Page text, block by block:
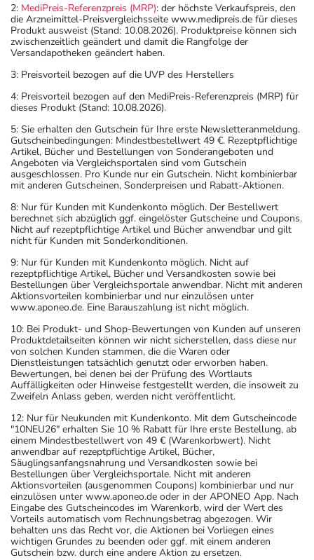
2: MediPreis-Referenzpreis (MRP): der höchste Verkaufspreis, den
die Arzneimittel-Preisvergleichsseite www.medipreis.de für dieses
Produkt ausweist (Stand: 10.08.2026). Produktpreise können sich
zwischenzeitlich geändert und damit die Rangfolge der
Versandapotheken geändert haben.
3: Preisvorteil bezogen auf die UVP des Herstellers
4: Preisvorteil bezogen auf den MediPreis-Referenzpreis (MRP) für
dieses Produkt (Stand: 10.08.2026).
5: Sie erhalten den Gutschein für Ihre erste Newsletteranmeldung.
Gutscheinbedingungen: Mindestbestellwert 49 €. Rezeptpflichtige
Artikel, Bücher und Bestellungen von Sonderangeboten und
Angeboten via Vergleichsportalen sind vom Gutschein
ausgeschlossen. Pro Kunde nur ein Gutschein. Nicht kombinierbar
mit anderen Gutscheinen, Sonderpreisen und Rabatt-Aktionen.
8: Nur für Kunden mit Kundenkonto möglich. Der Bestellwert
berechnet sich abzüglich ggf. eingelöster Gutscheine und Coupons.
Nicht auf rezeptpflichtige Artikel und Bücher anwendbar und gilt
nicht für Kunden mit Sonderkonditionen.
9: Nur für Kunden mit Kundenkonto möglich. Nicht auf
rezeptpflichtige Artikel, Bücher und Versandkosten sowie bei
Bestellungen über Vergleichsportale anwendbar. Nicht mit anderen
Aktionsvorteilen kombinierbar und nur einzulösen unter
www.aponeo.de. Eine Barauszahlung ist nicht möglich.
10: Bei Produkt- und Shop-Bewertungen von Kunden auf unseren
Produktdetailseiten können wir nicht sicherstellen, dass diese nur
von solchen Kunden stammen, die die Waren oder
Dienstleistungen tatsächlich genutzt oder erworben haben.
Bewertungen, bei denen bei der Prüfung des Wortlauts
Auffälligkeiten oder Hinweise festgestellt werden, die insoweit zu
Zweifeln Anlass geben, werden nicht veröffentlicht.
12: Nur für Neukunden mit Kundenkonto. Mit dem Gutscheincode
"10NEU26" erhalten Sie 10 % Rabatt für Ihre erste Bestellung, ab
einem Mindestbestellwert von 49 € (Warenkorbwert). Nicht
anwendbar auf rezeptpflichtige Artikel, Bücher,
Säuglingsanfangsnahrung und Versandkosten sowie bei
Bestellungen über Vergleichsportale. Nicht mit anderen
Aktionsvorteilen (ausgenommen Coupons) kombinierbar und nur
einzulösen unter www.aponeo.de oder in der APONEO App. Nach
Eingabe des Gutscheincodes im Warenkorb, wird der Wert des
Vorteils automatisch vom Rechnungsbetrag abgezogen. Wir
behalten uns das Recht vor, die Aktionen bei Vorliegen eines
wichtigen Grundes zu beenden oder ggf. mit einem anderen
Gutschein bzw. durch eine andere Aktion zu ersetzen.